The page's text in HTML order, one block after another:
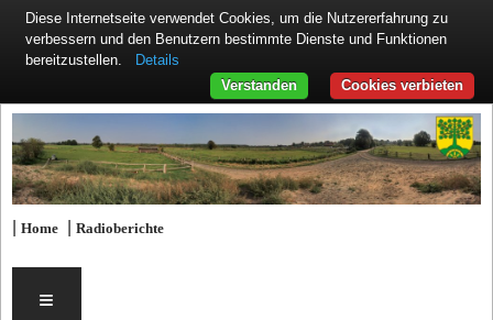
|Home |Radioberichte
≡
Diese Internetseite verwendet Cookies, um die Nutzererfahrung zu
verbessern und den Benutzern bestimmte Dienste und Funktionen
bereitzustellen.
Details
Cookies verbieten
Verstanden